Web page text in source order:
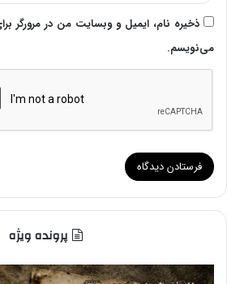
ذخیره نام، ایمیل و وبسایت من در مرورگر
می‌نویسم.
پرونده ویژه